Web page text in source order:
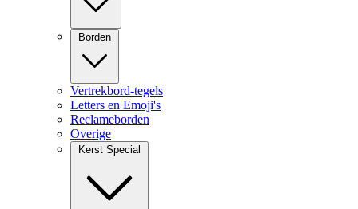
Borden
Vertrekbord-tegels
Letters en Emoji's
Reclameborden
Overige
Kerst Special